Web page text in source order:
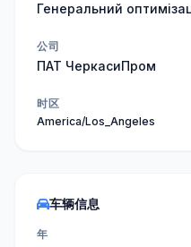
Генеральний
公司
ПАТ ЧеркасиПром
时区
America/Los_Angeles
车辆信息
年